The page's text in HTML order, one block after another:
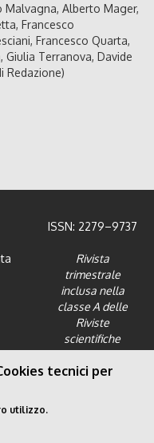
Malvagna, Alberto Mager,
Francesco
Francesco Quarta,
Giulia Terranova, Davide
Redazione)
ISSN: 2279–9737
Rivista
trimestrale
inclusa nella
classe A delle
Riviste
scientifiche
dell'Area 12 -
Scienze giuridiche
tecnici per
utilizzo.